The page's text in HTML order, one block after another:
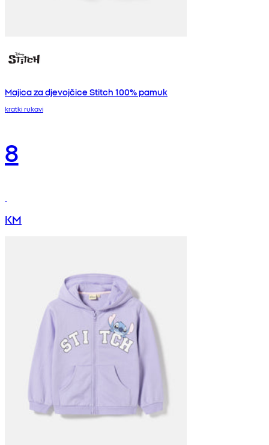
Majica za djevojčice Stitch 100% pamuk
kratki rukavi
8
KM